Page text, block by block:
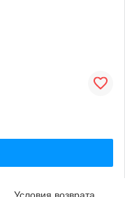
Условия возврата